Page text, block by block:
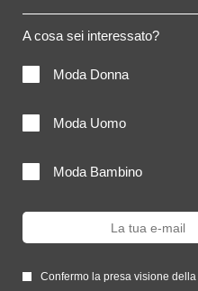
A cosa sei interessato?
Moda Donna
Moda Uomo
Moda Bambino
Confermo la presa visione della